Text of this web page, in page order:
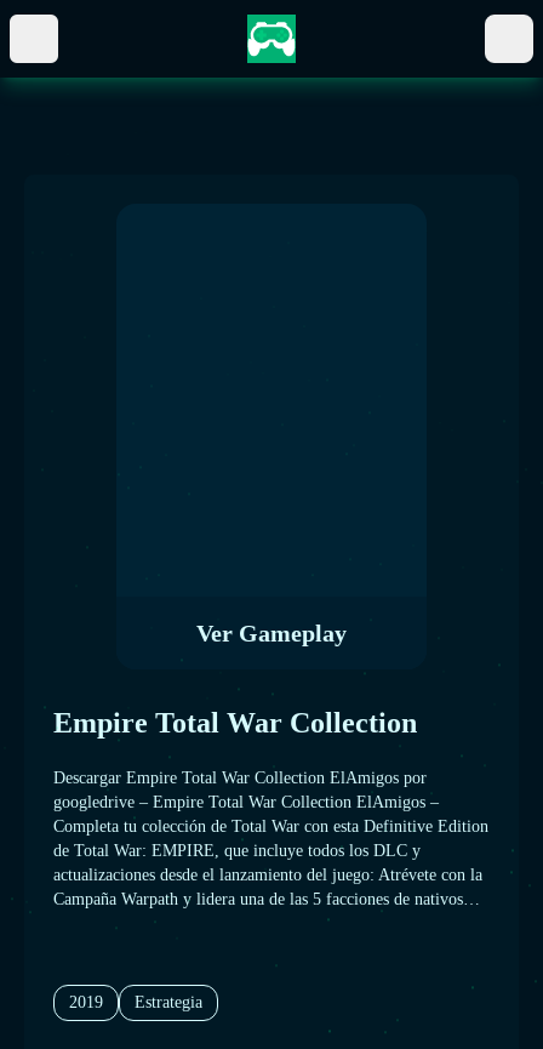
Ver Gameplay
Empire Total War Collection
Descargar Empire Total War Collection ElAmigos por
googledrive – Empire Total War Collection ElAmigos –
Completa tu colección de Total War con esta Definitive Edition
de Total War: EMPIRE, que incluye todos los DLC y
actualizaciones desde el lanzamiento del juego: Atrévete con la
Campaña Warpath y lidera una de las 5 facciones de nativos
americanos en una guerra épica para defender tus tierras y
Unidades de élite de Oriente, Unidades de élite de Occidente,
Unidades de élite de América y Unidades de fuerzas especiales
y contenido adicional, que en total
2019 Estrategia